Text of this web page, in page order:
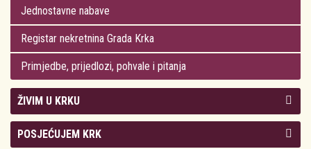
Jednostavne nabave
Registar nekretnina Grada Krka
Primjedbe, prijedlozi, pohvale i pitanja
ŽIVIM U KRKU
Kolegij gradonačelnika
POSJEĆUJEM KRK